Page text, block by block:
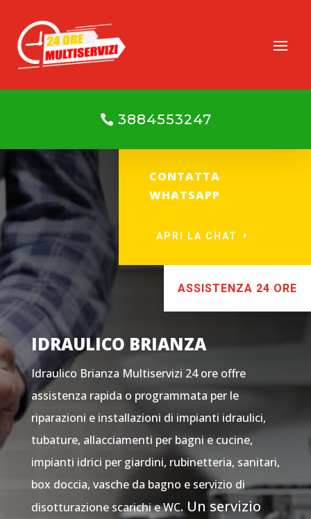
3884553247
CONTATTA
WHATSAPP
APRI LA CHAT
ASSISTENZA 24 ORE
IDRAULICO BRIANZA
Idraulico Brianza Multiservizi 24 ore offre
assistenza rapida o programmata per le
riparazioni e installazioni di impianti idraulici,
tubature, allacciamenti per bagni e cucine,
impianti idrici per giardini, rubinetteria, sanitari,
box doccia, vasche da bagno e servizio di
disotturazione scarichi e WC. Un servizio